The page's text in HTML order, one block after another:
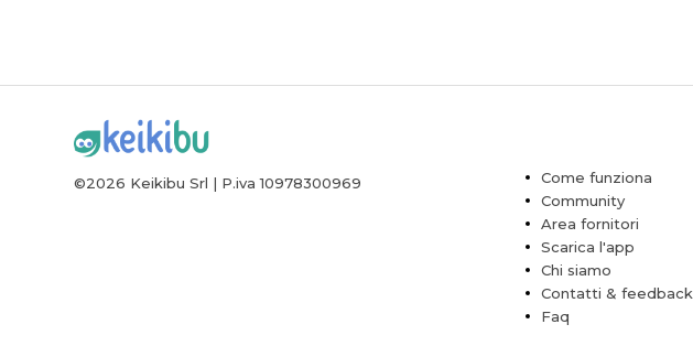
©2026 Keikibu Srl | P.iva 10978300969
Come funziona
Community
Area fornitori
Scarica l'app
Chi siamo
Contatti & feedback
Faq